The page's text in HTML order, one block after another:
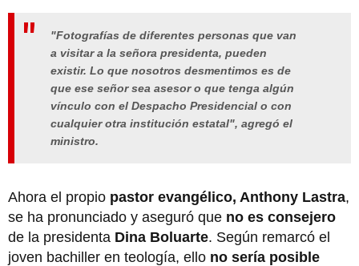
"Fotografías de diferentes personas que van
a visitar a la señora presidenta, pueden
existir. Lo que nosotros desmentimos es de
que ese señor sea asesor o que tenga algún
vínculo con el Despacho Presidencial o con
cualquier otra institución estatal", agregó el
ministro.
Ahora el propio pastor evangélico, Anthony Lastra,
se ha pronunciado y aseguró que no es consejero
de la presidenta Dina Boluarte. Según remarcó el
joven bachiller en teología, ello no sería posible